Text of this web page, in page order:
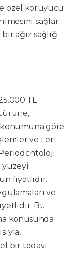
özel koruyucu
sağlar.
ağız sağlığı
TL
göre
ve ileri
yüzeyi
fiyatlıdır.
ve
Bu
konusunda
bir tedavi